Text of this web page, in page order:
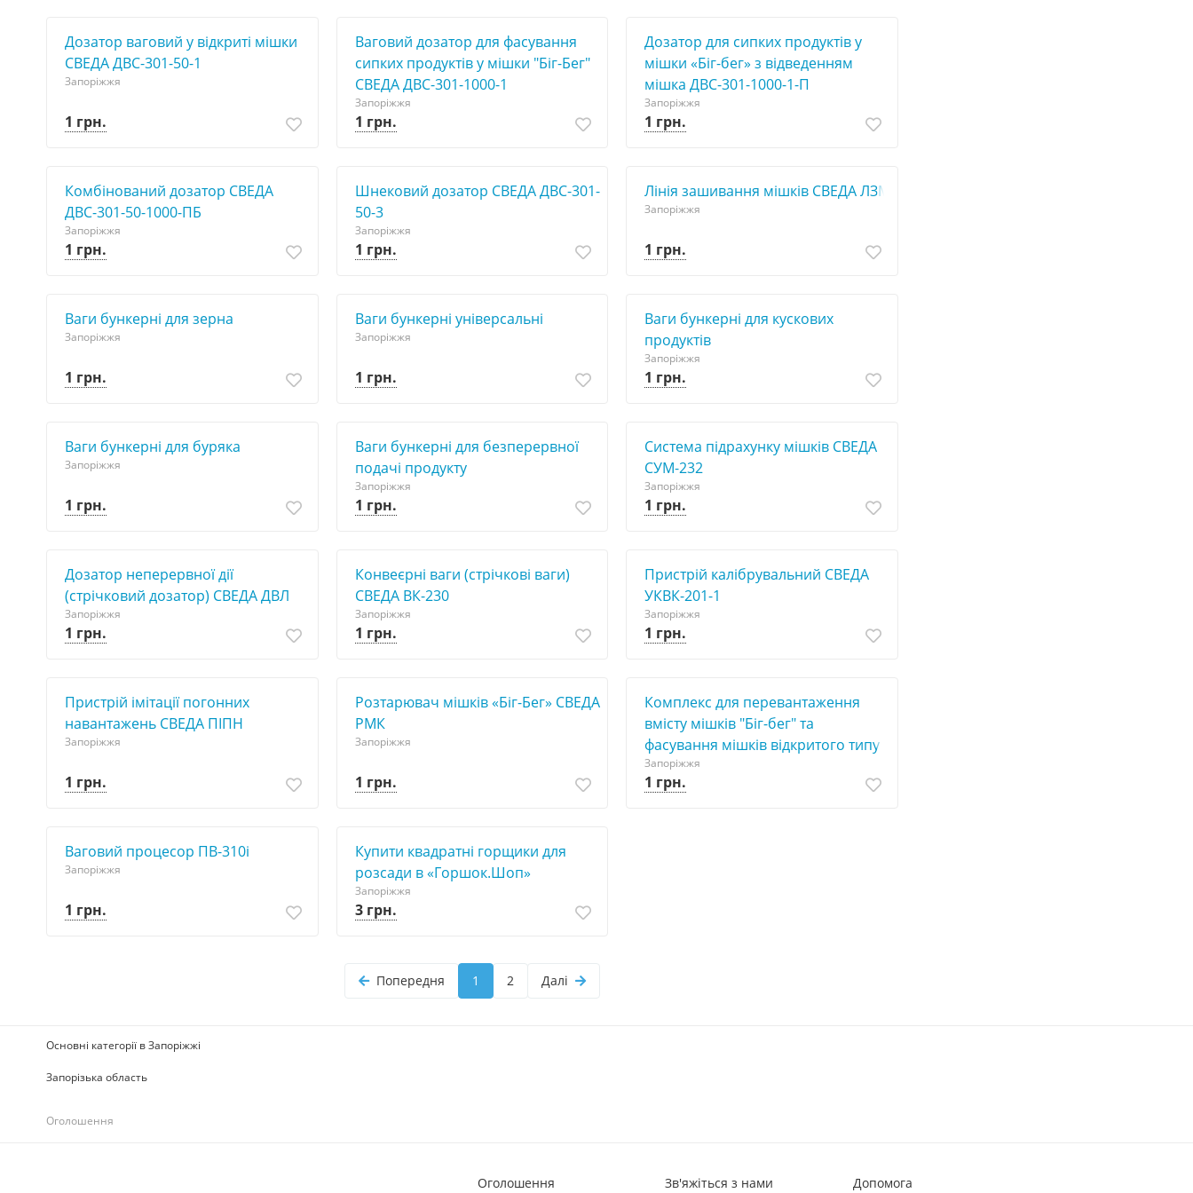
Дозатор ваговий у відкриті мішки
СВЕДА ДВС-301-50-1
Запоріжжя
1 грн.
Ваговий дозатор для фасування
сипких продуктів у мішки "Біг-Бег"
СВЕДА ДВС-301-1000-1
Запоріжжя
1 грн.
Дозатор для сипких продуктів у
мішки «Біг-бег» з відведенням
мішка ДВС-301-1000-1-П
Запоріжжя
1 грн.
Комбінований дозатор СВЕДА
ДВС-301-50-1000-ПБ
Запоріжжя
1 грн.
Шнековий дозатор СВЕДА ДВС-301-
50-3
Запоріжжя
1 грн.
Лінія зашивання мішків СВЕДА ЛЗМ
Запоріжжя
1 грн.
Ваги бункерні для зерна
Запоріжжя
1 грн.
Ваги бункерні універсальні
Запоріжжя
1 грн.
Ваги бункерні для кускових
продуктів
Запоріжжя
1 грн.
Ваги бункерні для буряка
Запоріжжя
1 грн.
Ваги бункерні для безперервної
подачі продукту
Запоріжжя
1 грн.
Система підрахунку мішків СВЕДА
СУМ-232
Запоріжжя
1 грн.
Дозатор неперервної дії
(стрічковий дозатор) СВЕДА ДВЛ
Запоріжжя
1 грн.
Конвеєрні ваги (стрічкові ваги)
СВЕДА ВК-230
Запоріжжя
1 грн.
Пристрій калібрувальний СВЕДА
УКВК-201-1
Запоріжжя
1 грн.
Пристрій імітації погонних
навантажень СВЕДА ПІПН
Запоріжжя
1 грн.
Розтарювач мішків «Біг-Бег» СВЕДА
РМК
Запоріжжя
1 грн.
Комплекс для перевантаження
вмісту мішків "Біг-бег" та
фасування мішків відкритого типу
Запоріжжя
1 грн.
Ваговий процесор ПВ-310i
Запоріжжя
1 грн.
Купити квадратні горщики для
розсади в «Горшок.Шоп»
Запоріжжя
3 грн.
Попередня 1 2 Далі
Основні категорії в Запоріжжі
Запорізька область
Оголошення
Оголошення Зв'яжіться з нами Допомога